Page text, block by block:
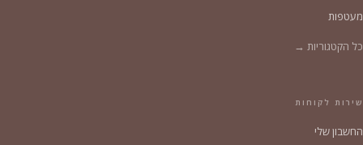
מעטפות
כל הקטגוריות →
שירות לקוחות
החשבון שלי